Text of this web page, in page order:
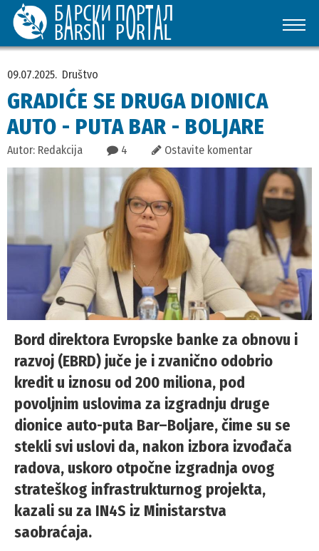
09.07.2025. Društvo
GRADIĆE SE DRUGA DIONICA
AUTO - PUTA BAR - BOLJARE
Autor: Redakcija 4 Ostavite komentar
Bord direktora Evropske banke za obnovu i
razvoj (EBRD) juče je i zvanično odobrio
kredit u iznosu od 200 miliona, pod
povoljnim uslovima za izgradnju druge
dionice auto-puta Bar–Boljare, čime su se
stekli svi uslovi da, nakon izbora izvođača
radova, uskoro otpočne izgradnja ovog
strateškog infrastrukturnog projekta,
kazali su za IN4S iz Ministarstva
saobraćaja.